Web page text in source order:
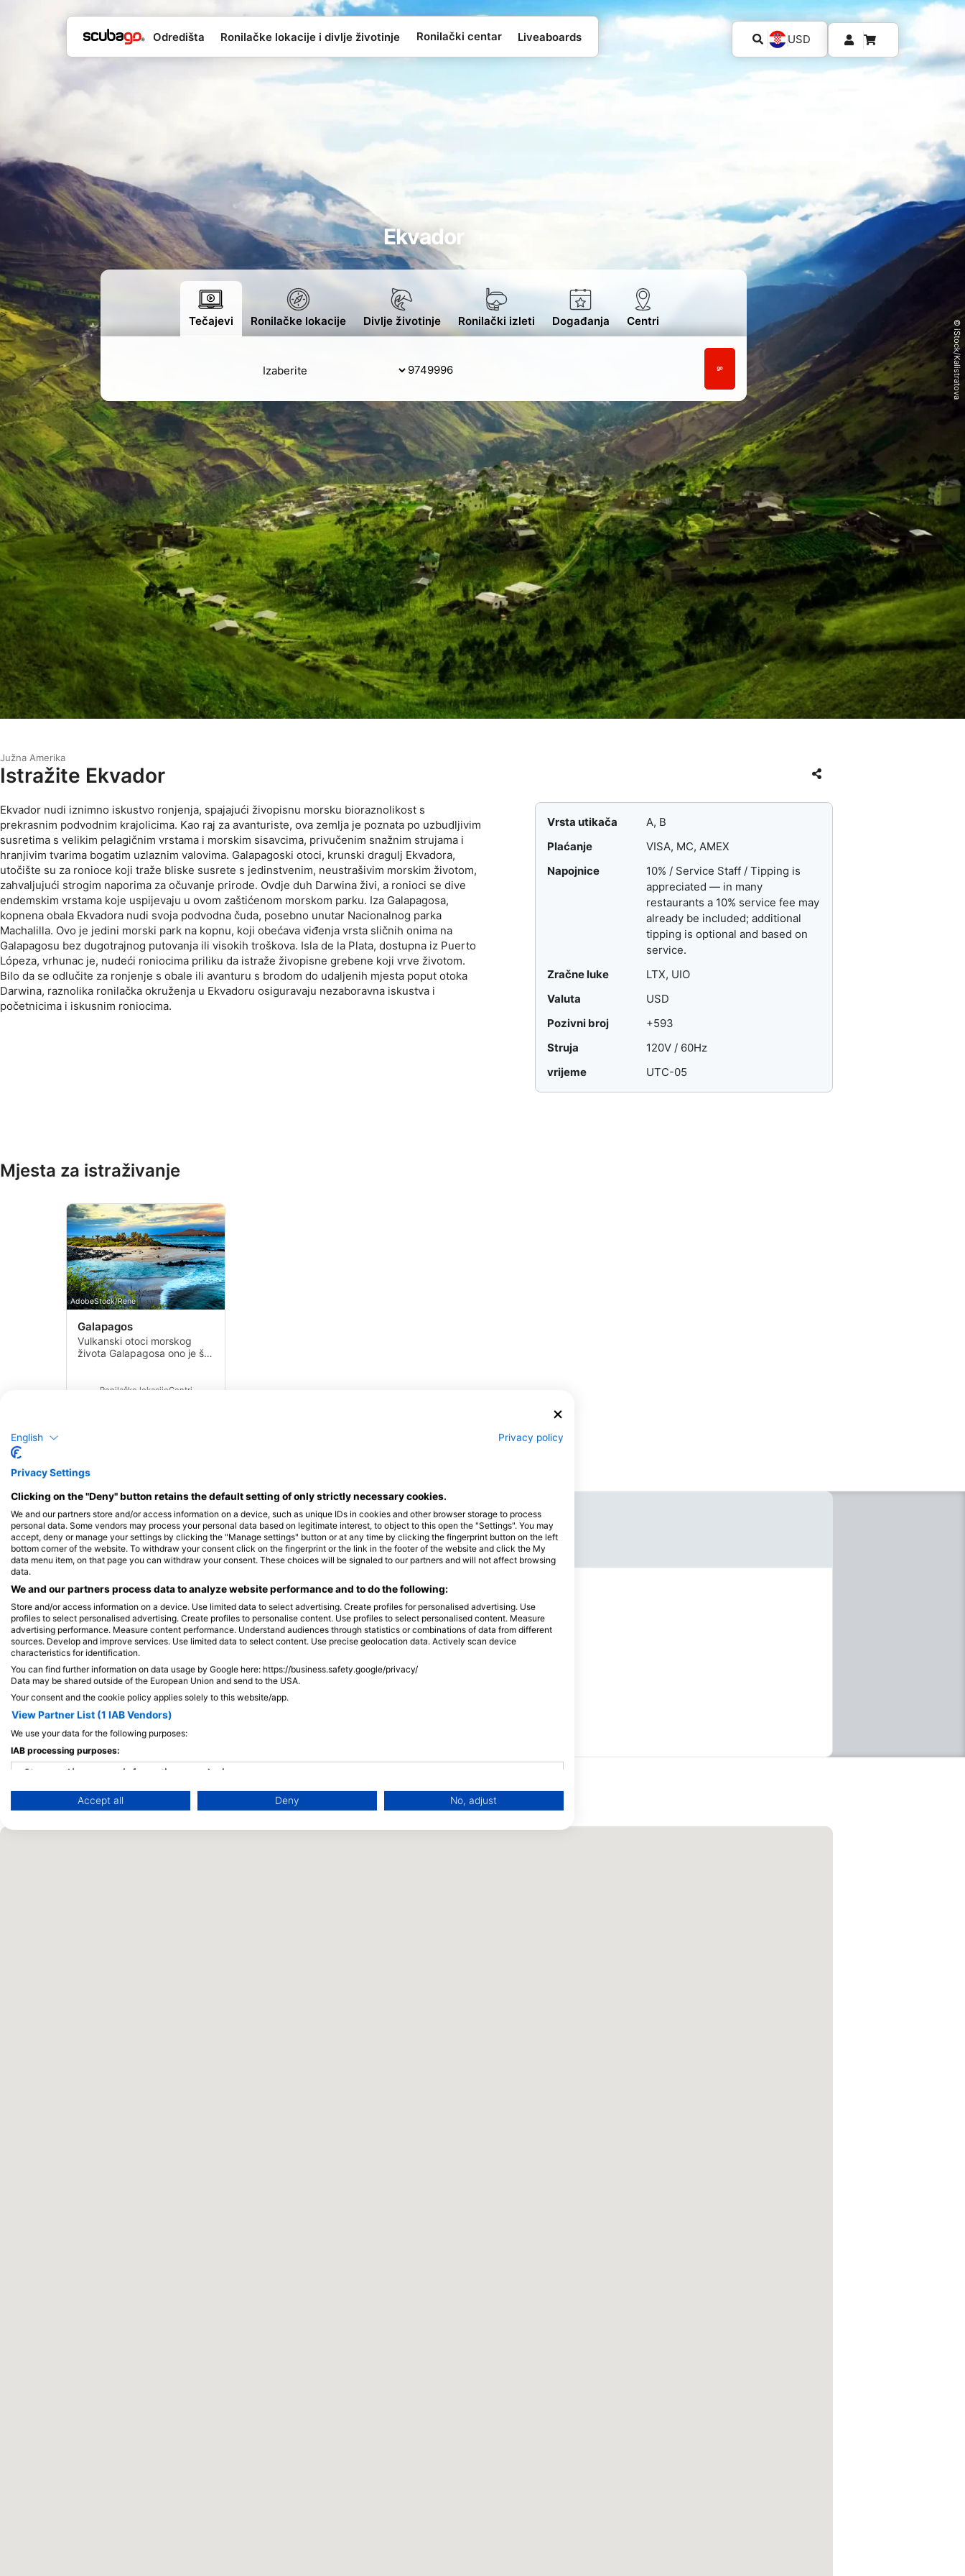
Odredišta Ronilačke lokacije i divlje životinje Ronilački centar Liveaboards USD
>
Ekvador
Tečajevi Ronilačke lokacije Divlje životinje Ronilački izleti Događanja Centri © iStock/Kalistratova
Južna Amerika
Istražite Ekvador
Ekvador nudi iznimno iskustvo ronjenja, spajajući živopisnu morsku bioraznolikost s
prekrasnim podvodnim krajolicima. Kao raj za avanturiste, ova zemlja je poznata po uzbudljivim
susretima s velikim pelagičnim vrstama i morskim sisavcima, privučenim snažnim strujama i
hranjivim tvarima bogatim uzlaznim valovima. Galapagoski otoci, krunski dragulj Ekvadora,
utočište su za ronioce koji traže bliske susrete s jedinstvenim, neustrašivim morskim životom,
zahvaljujući strogim naporima za očuvanje prirode. Ovdje duh Darwina živi, ​​a ronioci se dive
endemskim vrstama koje uspijevaju u ovom zaštićenom morskom parku. Iza Galapagosa,
kopnena obala Ekvadora nudi svoja podvodna čuda, posebno unutar Nacionalnog parka
Machalilla. Ovo je jedini morski park na kopnu, koji obećava viđenja vrsta sličnih onima na
Galapagosu bez dugotrajnog putovanja ili visokih troškova. Isla de la Plata, dostupna iz Puerto
Lópeza, vrhunac je, nudeći roniocima priliku da istraže živopisne grebene koji vrve životom.
Bilo da se odlučite za ronjenje s obale ili avanturu s brodom do udaljenih mjesta poput otoka
Darwina, raznolika ronilačka okruženja u Ekvadoru osiguravaju nezaboravna iskustva i
početnicima i iskusnim roniocima.
Vrsta utikača
A, B
Plaćanje
VISA, MC, AMEX
Napojnice
10% / Service Staff / Tipping is
appreciated — in many
restaurants a 10% service fee may
already be included; additional
tipping is optional and based on
service.
Zračne luke
LTX, UIO
Valuta
USD
Pozivni broj
+593
Struja
120V / 60Hz
vrijeme
UTC-05
Mjesta za istraživanje
AdobeStock/Rene
Galapagos
Vulkanski otoci morskog
života Galapagosa ono je što
ronioca.Ronilačke lokacijeCentri
Nadolazeći događaji
Ronilački izleti
Galapagoski otoci od 24.9.2026. do 30.9.2026.
Ovo je putovanje s dobrim razlogom na popisu želja
mnogih ronilaca. Ronite s razigranim morskim
lavovima i jatima čekićarki te otputujte na poznate
Darwinove i Wolfove otoke na našem ronilačkom
izletu s smještajem na Galapagos.
GULF COAST SCUBA, GULF COAST SCUBA, LLC, 3206
MERCER ST, 77027, HOUSTON, TX, USA
24. rujna 2026. +1 više
7.300,00 USD
English Privacy policy
Privacy Settings
Clicking on the "Deny" button retains the default setting of only strictly necessary cookies.
We and our partners store and/or access information on a device, such as unique IDs in cookies and other browser storage to process
personal data. Some vendors may process your personal data based on legitimate interest, to object to this open the "Settings". You may
accept, deny or manage your settings by clicking the "Manage settings" button or at any time by clicking the fingerprint button on the left
bottom corner of the website. To withdraw your consent click on the fingerprint or the link in the footer of the website and click the My
data menu item, on that page you can withdraw your consent. These choices will be signaled to our partners and will not affect browsing
data.
We and our partners process data to analyze website performance and to do the following:
Store and/or access information on a device. Use limited data to select advertising. Create profiles for personalised advertising. Use
profiles to select personalised advertising. Create profiles to personalise content. Use profiles to select personalised content. Measure
advertising performance. Measure content performance. Understand audiences through statistics or combinations of data from different
sources. Develop and improve services. Use limited data to select content. Use precise geolocation data. Actively scan device
characteristics for identification.
You can find further information on data usage by Google here: https://business.safety.google/privacy/
Data may be shared outside of the European Union and send to the USA.
Your consent and the cookie policy applies solely to this website/app.
View Partner List (1 IAB Vendors)
We use your data for the following purposes:
IAB processing purposes:
Store and/or access information on a device
Use limited data to select advertising
Create profiles for personalised advertising
Accept all Deny No, adjust